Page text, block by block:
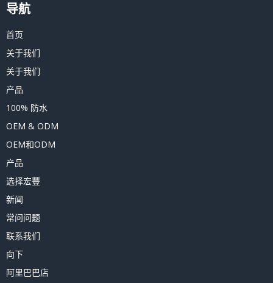
导航
首页
关于我们
关于我们
产品
100% 防水
OEM & ODM
OEM和ODM
产品
选择宏豐
新闻
常问问题
联系我们
向下
阿里巴巴店